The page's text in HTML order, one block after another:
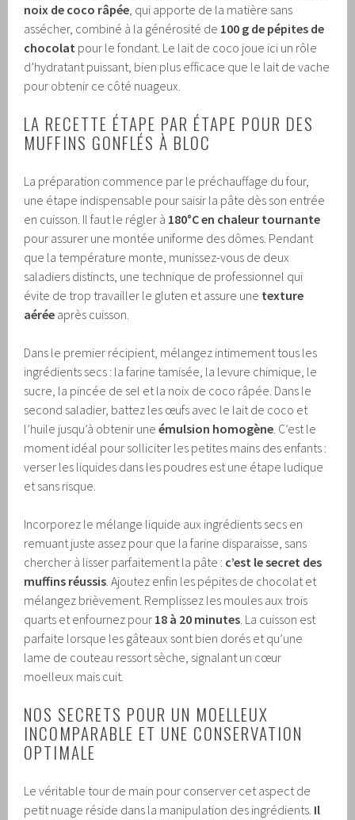
noix de coco râpée , qui apporte de la matière sans
assécher, combiné à la générosité de 100 g de pépites de
chocolat pour le fondant. Le lait de coco joue ici un rôle
d’hydratant puissant, bien plus efficace que le lait de vache
pour obtenir ce côté nuageux.
LA RECETTE ÉTAPE PAR ÉTAPE POUR DES
MUFFINS GONFLÉS À BLOC
La préparation commence par le préchauffage du four,
une étape indispensable pour saisir la pâte dès son entrée
en cuisson. Il faut le régler à 180°C en chaleur tournante
pour assurer une montée uniforme des dômes. Pendant
que la température monte, munissez-vous de deux
saladiers distincts, une technique de professionnel qui
évite de trop travailler le gluten et assure une texture
aérée après cuisson.
Dans le premier récipient, mélangez intimement tous les
ingrédients secs : la farine tamisée, la levure chimique, le
sucre, la pincée de sel et la noix de coco râpée. Dans le
second saladier, battez les œufs avec le lait de coco et
l’huile jusqu’à obtenir uneémulsion homogène . C’est le
moment idéal pour solliciter les petites mains des enfants :
verser les liquides dans les poudres est une étape ludique
et sans risque.
Incorporez le mélange liquide aux ingrédients secs en
remuant juste assez pour que la farine disparaisse, sans
chercher à lisser parfaitement la pâte : c’est le secret des
muffins réussis . Ajoutez enfin les pépites de chocolat et
mélangez brièvement. Remplissez les moules aux trois
quarts et enfournez pour 18 à 20 minutes . La cuisson est
parfaite lorsque les gâteaux sont bien dorés et qu’une
lame de couteau ressort sèche, signalant un cœur
moelleux mais cuit.
NOS SECRETS POUR UN MOELLEUX
INCOMPARABLE ET UNE CONSERVATION
OPTIMALE
Le véritable tour de main pour conserver cet aspect de
petit nuage réside dans la manipulation des ingrédients. Il